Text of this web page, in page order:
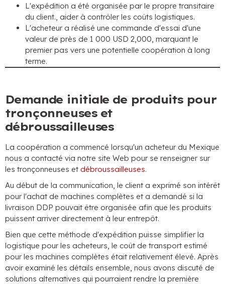
L'expédition a été organisée par le propre transitaire
du client., aider à contrôler les coûts logistiques.
L'acheteur a réalisé une commande d'essai d'une
valeur de près de 1 000 USD 2,000, marquant le
premier pas vers une potentielle coopération à long
terme.
Demande initiale de produits pour
tronçonneuses et
débroussailleuses
La coopération a commencé lorsqu'un acheteur du Mexique
nous a contacté via notre site Web pour se renseigner sur
les tronçonneuses et débroussailleuses.
Au début de la communication, le client a exprimé son intérêt
pour l'achat de machines complètes et a demandé si la
livraison DDP pouvait être organisée afin que les produits
puissent arriver directement à leur entrepôt.
Bien que cette méthode d'expédition puisse simplifier la
logistique pour les acheteurs, le coût de transport estimé
pour les machines complètes était relativement élevé. Après
avoir examiné les détails ensemble, nous avons discuté de
solutions alternatives qui pourraient rendre la première